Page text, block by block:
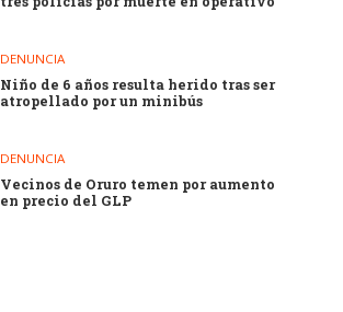
DENUNCIA
Niño de 6 años resulta herido tras ser
atropellado por un minibús
DENUNCIA
Vecinos de Oruro temen por aumento
en precio del GLP